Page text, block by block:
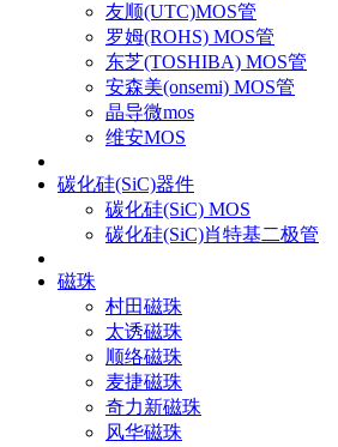
友顺(UTC)MOS管
罗姆(ROHS) MOS管
东芝(TOSHIBA) MOS管
安森美(onsemi) MOS管
晶导微mos
维安MOS
碳化硅(SiC)器件
碳化硅(SiC) MOS
碳化硅(SiC)肖特基二极管
磁珠
村田磁珠
太诱磁珠
顺络磁珠
麦捷磁珠
奇力新磁珠
风华磁珠